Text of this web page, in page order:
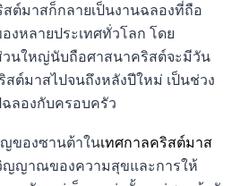
ต์มาสก็กลายเป็นงานฉลองที่ถือ
งหลายประเทศทั่วโลก โดย
วนใหญ่นับถือศาสนาคริสต์จะมีวัน
ต์มาสไปจนถึงหลังปีใหม่ เป็นช่วง
ลองกับครอบครัว
ของซานต้าในเทศกาลคริสต์มาส
ญญาณของความสุขและการให้